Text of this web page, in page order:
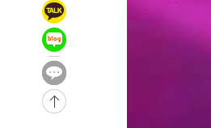
3시간 전 >
[속보]원·달러 환율, 0.7원
4시간 전 >
"여기 떨어졌다"…다누리,
5시간 전 >
손흥민, 5경기 연속골 실
7시간 전 >
내일까지 39도 '펄펄'…기
-11882초 전 >
'월드컵 탈락 후폭풍'